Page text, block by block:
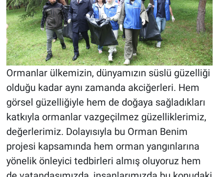
Ormanlar ülkemizin, dünyamızın süslü güzelliği
olduğu kadar aynı zamanda akciğerleri. Hem
görsel güzelliğiyle hem de doğaya sağladıkları
katkıyla ormanlar vazgeçilmez güzelliklerimiz,
değerlerimiz. Dolayısıyla bu Orman Benim
projesi kapsamında hem orman yangınlarına
yönelik önleyici tedbirleri almış oluyoruz hem